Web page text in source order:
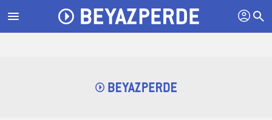
menu profil search